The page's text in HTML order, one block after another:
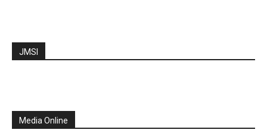
JMSI
Media Online